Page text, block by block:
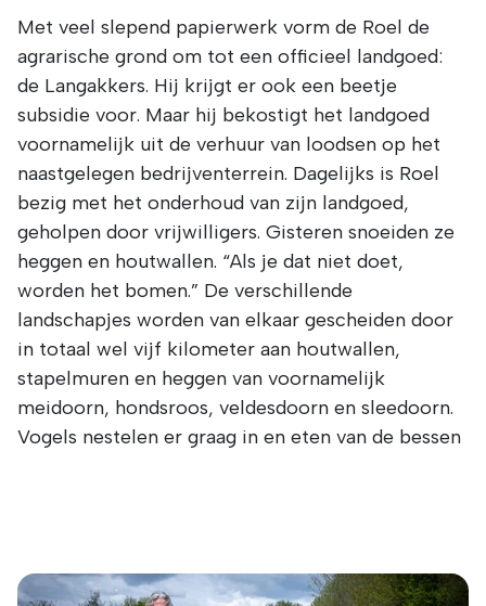
Met veel slepend papierwerk vorm de Roel de
agrarische grond om tot een officieel landgoed:
de Langakkers. Hij krijgt er ook een beetje
subsidie voor. Maar hij bekostigt het landgoed
voornamelijk uit de verhuur van loodsen op het
naastgelegen bedrijventerrein. Dagelijks is Roel
bezig met het onderhoud van zijn landgoed,
geholpen door vrijwilligers. Gisteren snoeiden ze
heggen en houtwallen. “Als je dat niet doet,
worden het bomen.” De verschillende
landschapjes worden van elkaar gescheiden door
in totaal wel vijf kilometer aan houtwallen,
stapelmuren en heggen van voornamelijk
meidoorn, hondsroos, veldesdoorn en sleedoorn.
Vogels nestelen er graag in en eten van de bessen